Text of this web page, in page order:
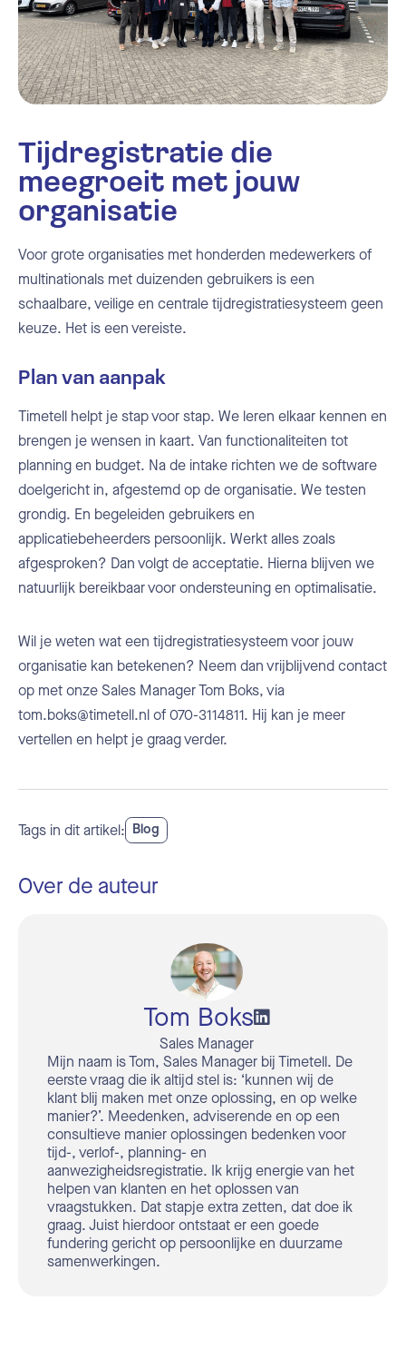
Tijdregistratie die
meegroeit met jouw
organisatie
Voor grote organisaties met honderden medewerkers of
multinationals met duizenden gebruikers is een
schaalbare, veilige en centrale tijdregistratiesysteem geen
keuze. Het is een vereiste.
Plan van aanpak
Timetell helpt je stap voor stap. We leren elkaar kennen en
brengen je wensen in kaart. Van functionaliteiten tot
planning en budget. Na de intake richten we de software
doelgericht in, afgestemd op de organisatie. We testen
grondig. En begeleiden gebruikers en
applicatiebeheerders persoonlijk. Werkt alles zoals
afgesproken? Dan volgt de acceptatie. Hierna blijven we
natuurlijk bereikbaar voor ondersteuning en optimalisatie.
Wil je weten wat een tijdregistratiesysteem voor jouw
organisatie kan betekenen? Neem dan vrijblijvend contact
op met onze Sales Manager Tom Boks, via
tom.boks@timetell.nl of 070-3114811. Hij kan je meer
vertellen en helpt je graag verder.
Tags in dit artikel: Blog
Over de auteur
Tom Boks
Sales Manager
Mijn naam is Tom, Sales Manager bij Timetell. De
eerste vraag die ik altijd stel is: ‘kunnen wij de
klant blij maken met onze oplossing, en op welke
manier?’. Meedenken, adviserende en op een
consultieve manier oplossingen bedenken voor
tijd-, verlof-, planning- en
aanwezigheidsregistratie. Ik krijg energie van het
helpen van klanten en het oplossen van
vraagstukken. Dat stapje extra zetten, dat doe ik
graag. Juist hierdoor ontstaat er een goede
fundering gericht op persoonlijke en duurzame
samenwerkingen.